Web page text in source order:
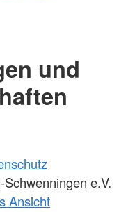
und
e.V.
Ansicht